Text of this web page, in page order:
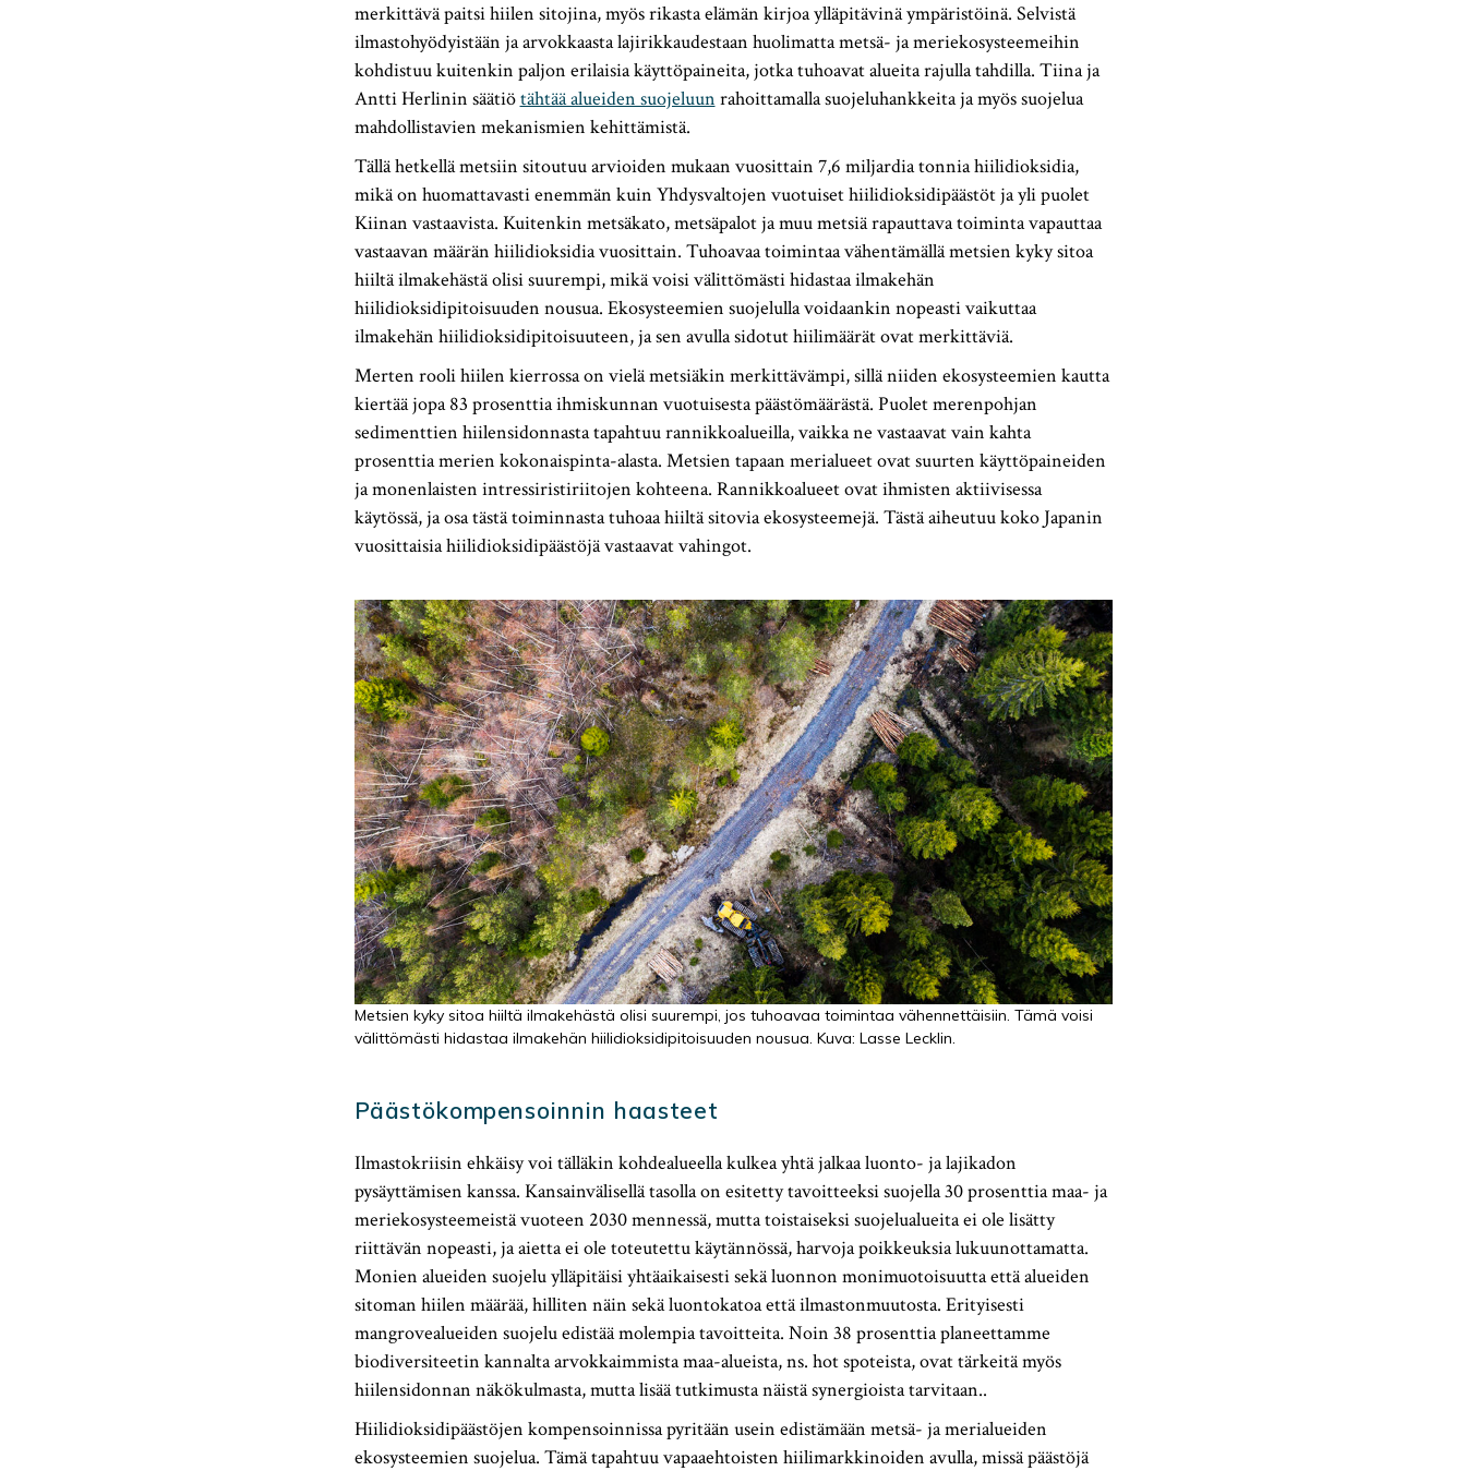
merkittävä paitsi hiilen sitojina, myös rikasta elämän kirjoa ylläpitävinä ympäristöinä. Selvistä
ilmastohyödyistään ja arvokkaasta lajirikkaudestaan huolimatta metsä- ja meriekosysteemeihin
kohdistuu kuitenkin paljon erilaisia käyttöpaineita, jotka tuhoavat alueita rajulla tahdilla. Tiina ja
Antti Herlinin säätiötähtää alueiden suojeluun rahoittamalla suojeluhankkeita ja myös suojelua
mahdollistavien mekanismien kehittämistä.
Tällä hetkellä metsiin sitoutuu arvioiden mukaan vuosittain 7,6 miljardia tonnia hiilidioksidia,
mikä on huomattavasti enemmän kuin Yhdysvaltojen vuotuiset hiilidioksidipäästöt ja yli puolet
Kiinan vastaavista. Kuitenkin metsäkato, metsäpalot ja muu metsiä rapauttava toiminta vapauttaa
vastaavan määrän hiilidioksidia vuosittain. Tuhoavaa toimintaa vähentämällä metsien kyky sitoa
hiiltä ilmakehästä olisi suurempi, mikä voisi välittömästi hidastaa ilmakehän
hiilidioksidipitoisuuden nousua. Ekosysteemien suojelulla voidaankin nopeasti vaikuttaa
ilmakehän hiilidioksidipitoisuuteen, ja sen avulla sidotut hiilimäärät ovat merkittäviä.
Merten rooli hiilen kierrossa on vielä metsiäkin merkittävämpi, sillä niiden ekosysteemien kautta
kiertää jopa 83 prosenttia ihmiskunnan vuotuisesta päästömäärästä. Puolet merenpohjan
sedimenttien hiilensidonnasta tapahtuu rannikkoalueilla, vaikka ne vastaavat vain kahta
prosenttia merien kokonaispinta-alasta. Metsien tapaan merialueet ovat suurten käyttöpaineiden
ja monenlaisten intressiristiriitojen kohteena. Rannikkoalueet ovat ihmisten aktiivisessa
käytössä, ja osa tästä toiminnasta tuhoaa hiiltä sitovia ekosysteemejä. Tästä aiheutuu koko Japanin
vuosittaisia hiilidioksidipäästöjä vastaavat vahingot.
Metsien kyky sitoa hiiltä ilmakehästä olisi suurempi, jos tuhoavaa toimintaa vähennettäisiin. Tämä voisi
välittömästi hidastaa ilmakehän hiilidioksidipitoisuuden nousua. Kuva: Lasse Lecklin.
Päästökompensoinnin haasteet
Ilmastokriisin ehkäisy voi tälläkin kohdealueella kulkea yhtä jalkaa luonto- ja lajikadon
pysäyttämisen kanssa. Kansainvälisellä tasolla on esitetty tavoitteeksi suojella 30 prosenttia maa- ja
meriekosysteemeistä vuoteen 2030 mennessä, mutta toistaiseksi suojelualueita ei ole lisätty
riittävän nopeasti, ja aietta ei ole toteutettu käytännössä, harvoja poikkeuksia lukuunottamatta.
Monien alueiden suojelu ylläpitäisi yhtäaikaisesti sekä luonnon monimuotoisuutta että alueiden
sitoman hiilen määrää, hilliten näin sekä luontokatoa että ilmastonmuutosta. Erityisesti
mangrovealueiden suojelu edistää molempia tavoitteita. Noin 38 prosenttia planeettamme
biodiversiteetin kannalta arvokkaimmista maa-alueista, ns. hot spoteista, ovat tärkeitä myös
hiilensidonnan näkökulmasta, mutta lisää tutkimusta näistä synergioista tarvitaan..
Hiilidioksidipäästöjen kompensoinnissa pyritään usein edistämään metsä- ja merialueiden
ekosysteemien suojelua. Tämä tapahtuu vapaaehtoisten hiilimarkkinoiden avulla, missä päästöjä